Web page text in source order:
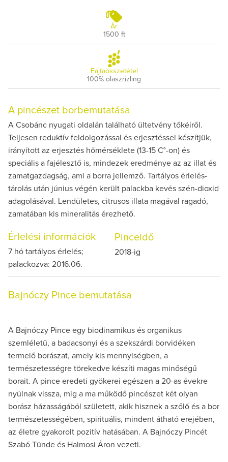
Ár
1500 ft
Fajtaösszetétel
100% olaszrizling
A pincészet borbemutatása
A Csobánc nyugati oldalán található ültetvény tőkéiről.
Teljesen reduktív feldolgozással és erjesztéssel készítjük,
irányított az erjesztés hőmérséklete (13-15 C°-on) és
speciális a fajélesztő is, mindezek eredménye az az illat és
zamatgazdagság, ami a borra jellemző. Tartályos érlelés-
tárolás után június végén került palackba kevés szén-dioxid
adagolásával. Lendületes, citrusos illata magával ragadó,
zamatában kis mineralitás érezhető.
Érlelési információk
7 hó tartályos érlelés;
palackozva: 2016.06.
Pinceidő
2018-ig
Bajnóczy Pince bemutatása
A Bajnóczy Pince egy biodinamikus és organikus
szemléletű, a badacsonyi és a szekszárdi borvidéken
termelő borászat, amely kis mennyiségben, a
természetességre törekedve készíti magas minőségű
borait. A pince eredeti gyökerei egészen a 20-as évekre
nyúlnak vissza, míg a ma működő pincészet két olyan
borász házasságából született, akik hisznek a szőlő és a bor
természetességében, spirituális, mindent átható erejében,
az életre gyakorolt pozitív hatásában. A Bajnóczy Pincét
Szabó Tünde és Halmosi Áron vezeti.